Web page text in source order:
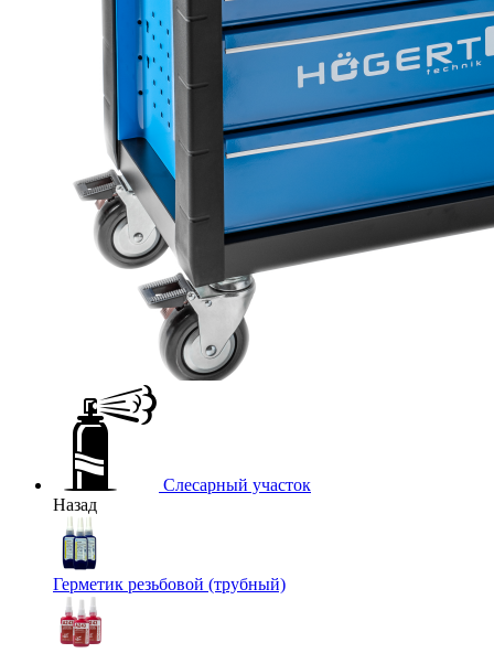
Слесарный участок
Назад
Герметик резьбовой (трубный)